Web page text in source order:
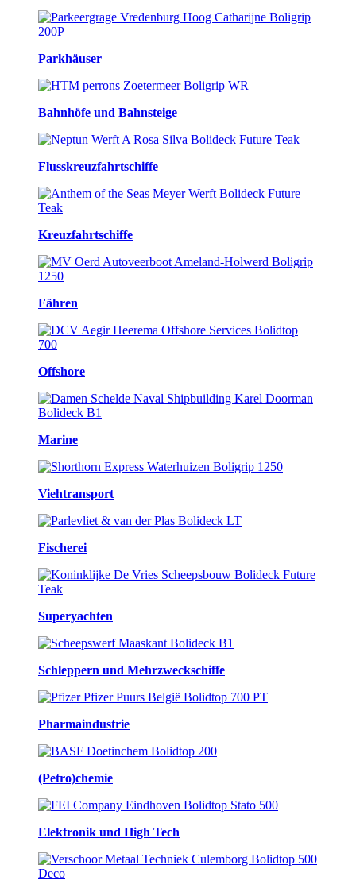
Parkhäuser
Bahnhöfe und Bahnsteige
Flusskreuzfahrtschiffe
Kreuzfahrtschiffe
Fähren
Offshore
Marine
Viehtransport
Fischerei
Superyachten
Schleppern und Mehrzweckschiffe
Pharmaindustrie
(Petro)chemie
Elektronik und High Tech